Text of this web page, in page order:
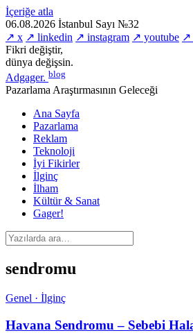
İçeriğe atla
06.08.2026 İstanbul Sayı №32
↗ x ↗ linkedin ↗ instagram ↗ youtube ↗
Fikri değiştir,
dünya değişsin.
Adgager. blog
Pazarlama Araştırmasının Geleceği
Ana Sayfa
Pazarlama
Reklam
Teknoloji
İyi Fikirler
İlginç
İlham
Kültür & Sanat
Gager!
sendromu
Genel · İlginç
Havana Sendromu – Sebebi